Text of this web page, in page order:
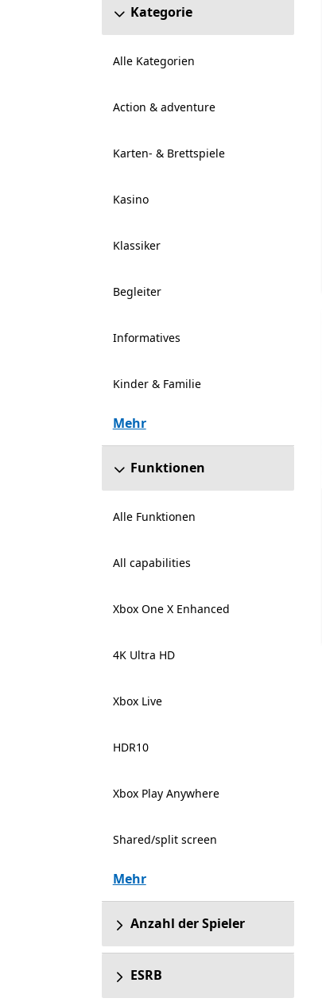
Kategorie
Alle Kategorien
Action & adventure
Karten- & Brettspiele
Kasino
Klassiker
Begleiter
Informatives
Kinder & Familie
Mehr
Funktionen
Alle Funktionen
All capabilities
Xbox One X Enhanced
4K Ultra HD
Xbox Live
HDR10
Xbox Play Anywhere
Shared/split screen
Mehr
Anzahl der Spieler
ESRB